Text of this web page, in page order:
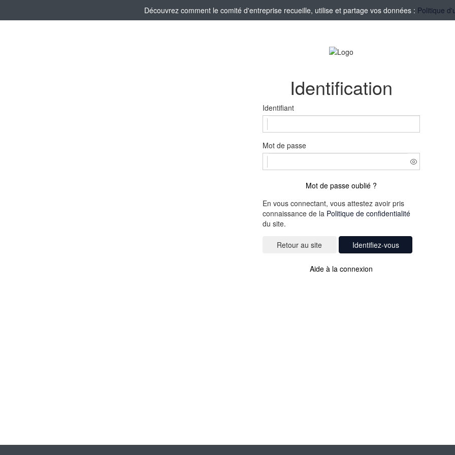
Découvrez comment le comité d'entreprise recueille, utilise et partage vos données : Politique
Identification
Identifiant
Mot de passe
Mot de passe oublié ?
En vous connectant, vous attestez avoir pris
connaissance de la Politique de confidentialité
du site.
Identifiez-vous
Aide à la connexion